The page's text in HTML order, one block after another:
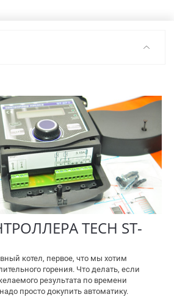
TECH ST-
котел, первое, что мы хотим
горения. Что делать, если
результата по времени
просто докупить автоматику.